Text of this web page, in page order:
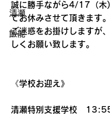
清瀬
飯能
誠に勝手ながら4/17（木
てお休みさせて頂きます。
ご迷惑をお掛けしますが
しくお願い致します。
《学校お迎え》
清瀬特別支援学校　